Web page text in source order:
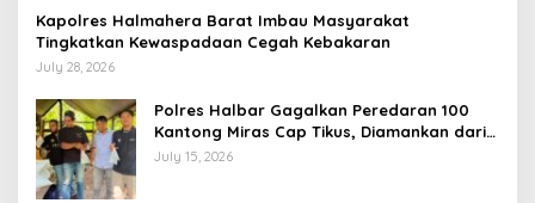
Kapolres Halmahera Barat Imbau Masyarakat
Tingkatkan Kewaspadaan Cegah Kebakaran
July 28, 2026
Polres Halbar Gagalkan Peredaran 100
Kantong Miras Cap Tikus, Diamankan dari
Perkebunan Desa Tosoa
July 15, 2026